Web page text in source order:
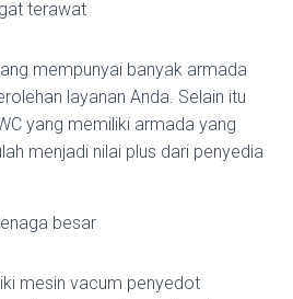
terawat
mempunyai banyak armada
layanan Anda. Selain itu
yang memiliki armada yang
menjadi nilai plus dari penyedia
besar
mesin vacum penyedot